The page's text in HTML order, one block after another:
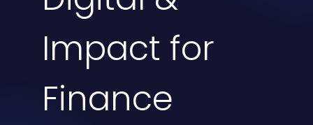
Impact for
Finance